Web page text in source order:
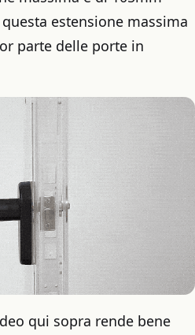
estensione massima
parte delle porte in
qui sopra rende bene